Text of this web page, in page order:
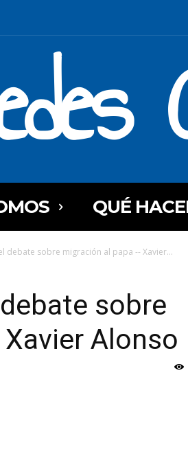
QUÉ
debate sobre migración al papa -- Xavier...
sobre
Alonso